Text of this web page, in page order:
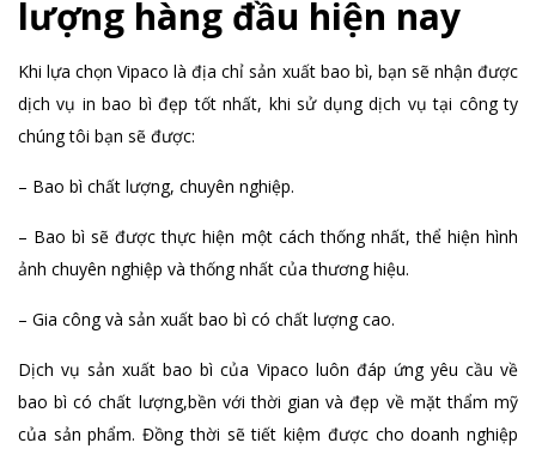
lượng hàng đầu hiện nay
Khi lựa chọn Vipaco là địa chỉ sản xuất bao bì, bạn sẽ nhận được
dịch vụ in bao bì đẹp tốt nhất, khi sử dụng dịch vụ tại công ty
chúng tôi bạn sẽ được:
– Bao bì chất lượng, chuyên nghiệp.
– Bao bì sẽ được thực hiện một cách thống nhất, thể hiện hình
ảnh chuyên nghiệp và thống nhất của thương hiệu.
– Gia công và sản xuất bao bì có chất lượng cao.
Dịch vụ sản xuất bao bì của Vipaco luôn đáp ứng yêu cầu về
bao bì có chất lượng,bền với thời gian và đẹp về mặt thẩm mỹ
của sản phẩm. Đồng thời sẽ tiết kiệm được cho doanh nghiệp